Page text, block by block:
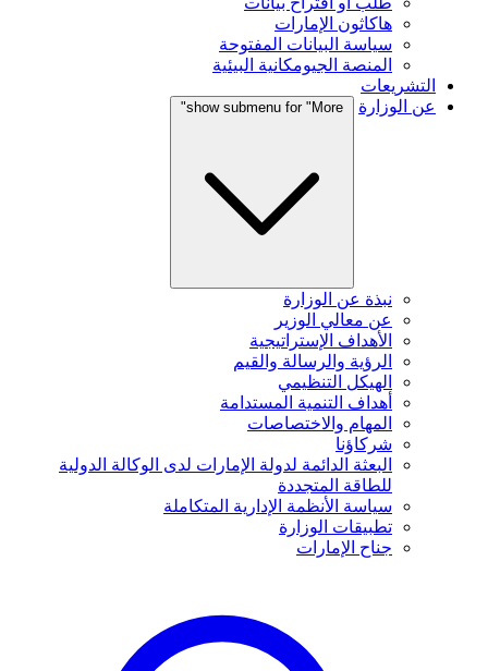
هاكاثون الإمارات
سياسة البيانات المفتوحة
المنصة الجيومكانية البيئية
التشريعات
عن الوزارة
show submenu for "More"
نبذة عن الوزارة
عن معالي الوزير
الأهداف الإستراتيجية
الرؤية والرسالة والقيم
الهيكل التنظيمي
أهداف التنمية المستدامة
المهام والاختصاصات
شركاؤنا
البعثة الدائمة لدولة الإمارات لدى الوكالة الدولية
للطاقة المتجددة
سياسة الأنظمة الإدارية المتكاملة
تطبيقات الوزارة
جناح الإمارات